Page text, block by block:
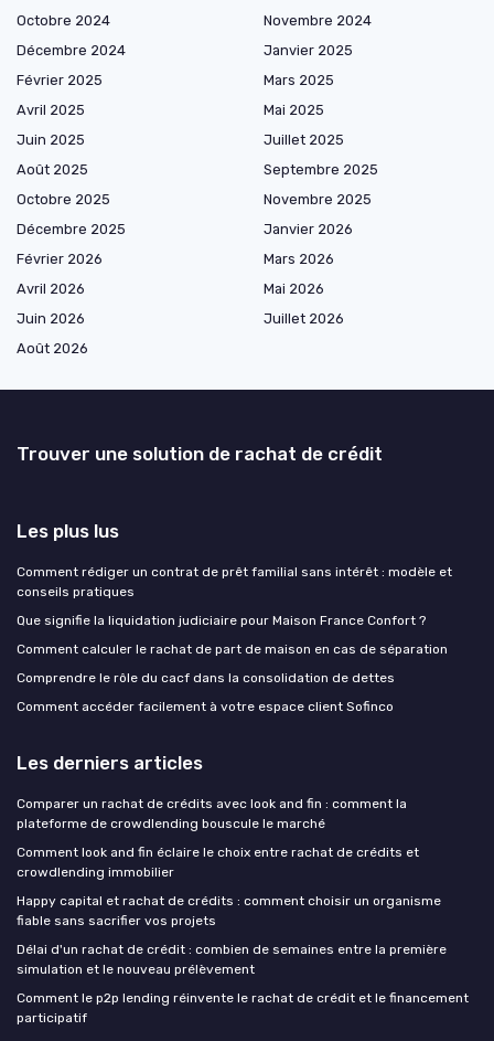
Octobre 2024
Novembre 2024
Décembre 2024
Janvier 2025
Février 2025
Mars 2025
Avril 2025
Mai 2025
Juin 2025
Juillet 2025
Août 2025
Septembre 2025
Octobre 2025
Novembre 2025
Décembre 2025
Janvier 2026
Février 2026
Mars 2026
Avril 2026
Mai 2026
Juin 2026
Juillet 2026
Août 2026
Trouver une solution de rachat de crédit
Les plus lus
Comment rédiger un contrat de prêt familial sans intérêt : modèle et
conseils pratiques
Que signifie la liquidation judiciaire pour Maison France Confort ?
Comment calculer le rachat de part de maison en cas de séparation
Comprendre le rôle du cacf dans la consolidation de dettes
Comment accéder facilement à votre espace client Sofinco
Les derniers articles
Comparer un rachat de crédits avec look and fin : comment la
plateforme de crowdlending bouscule le marché
Comment look and fin éclaire le choix entre rachat de crédits et
crowdlending immobilier
Happy capital et rachat de crédits : comment choisir un organisme
fiable sans sacrifier vos projets
Délai d'un rachat de crédit : combien de semaines entre la première
simulation et le nouveau prélèvement
Comment le p2p lending réinvente le rachat de crédit et le financement
participatif